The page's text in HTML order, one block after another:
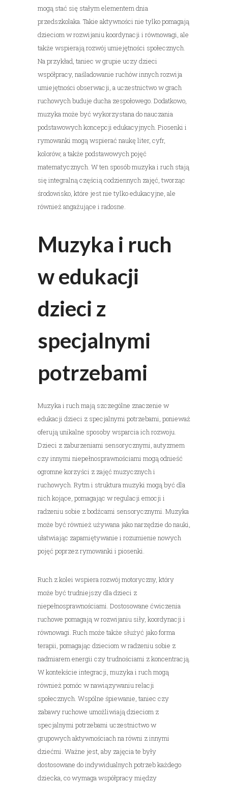
mogą stać się stałym elementem dnia
przedszkolaka. Takie aktywności nie tylko pomagają
dzieciom w rozwijaniu koordynacji i równowagi, ale
także wspierają rozwój umiejętności społecznych.
Na przykład, taniec w grupie uczy dzieci
współpracy, naśladowanie ruchów innych rozwija
umiejętności obserwacji, a uczestnictwo w grach
ruchowych buduje ducha zespołowego. Dodatkowo,
muzyka może być wykorzystana do nauczania
podstawowych koncepcji edukacyjnych. Piosenki i
rymowanki mogą wspierać naukę liter, cyfr,
kolorów, a także podstawowych pojęć
matematycznych. W ten sposób muzyka i ruch stają
się integralną częścią codziennych zajęć, tworząc
środowisko, które jest nie tylko edukacyjne, ale
również angażujące i radosne.
Muzyka i ruch
w edukacji
dzieci z
specjalnymi
potrzebami
Muzyka i ruch mają szczególne znaczenie w
edukacji dzieci z specjalnymi potrzebami, ponieważ
oferują unikalne sposoby wsparcia ich rozwoju.
Dzieci z zaburzeniami sensorycznymi, autyzmem
czy innymi niepełnosprawnościami mogą odnieść
ogromne korzyści z zajęć muzycznych i
ruchowych. Rytm i struktura muzyki mogą być dla
nich kojące, pomagając w regulacji emocji i
radzeniu sobie z bodźcami sensorycznymi. Muzyka
może być również używana jako narzędzie do nauki,
ułatwiając zapamiętywanie i rozumienie nowych
pojęć poprzez rymowanki i piosenki.
Ruch z kolei wspiera rozwój motoryczny, który
może być trudniejszy dla dzieci z
niepełnosprawnościami. Dostosowane ćwiczenia
ruchowe pomagają w rozwijaniu siły, koordynacji i
równowagi. Ruch może także służyć jako forma
terapii, pomagając dzieciom w radzeniu sobie z
nadmiarem energii czy trudnościami z koncentracją.
W kontekście integracji, muzyka i ruch mogą
również pomóc w nawiązywaniu relacji
społecznych. Wspólne śpiewanie, taniec czy
zabawy ruchowe umożliwiają dzieciom z
specjalnymi potrzebami uczestnictwo w
grupowych aktywnościach na równi z innymi
dziećmi. Ważne jest, aby zajęcia te były
dostosowane do indywidualnych potrzeb każdego
dziecka, co wymaga współpracy między